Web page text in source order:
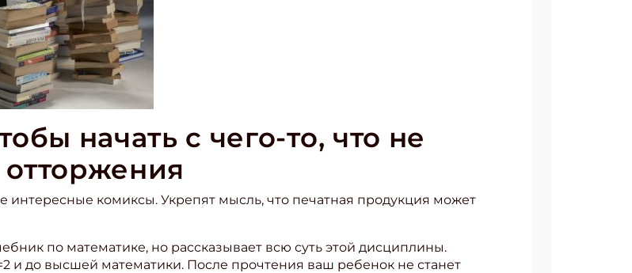
начать с чего-то, что не
интересные комиксы. Укрепят мысль, что печатная продукция может
по математике, но рассказывает всю суть этой дисциплины.
и до высшей математики. После прочтения ваш ребенок не станет